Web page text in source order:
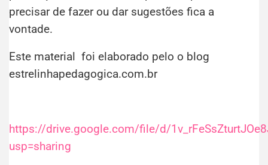
precisar de fazer ou dar sugestões fica a
vontade.
Este material foi elaborado pelo o blog
estrelinhapedagogica.com.br
https://drive.google.com/file/d/
usp=sharing